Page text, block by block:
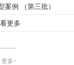
案例 （第三批）
更多
更多>